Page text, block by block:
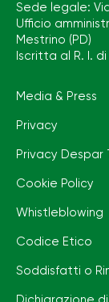
Sede legale:
Ufficio
Mestrino (PD)
Iscritta al R. I.
Media & Press
Privacy
Privacy Despar
Cookie Policy
Whistleblowing
Codice Etico
Soddisfatti o
Dichiarazione